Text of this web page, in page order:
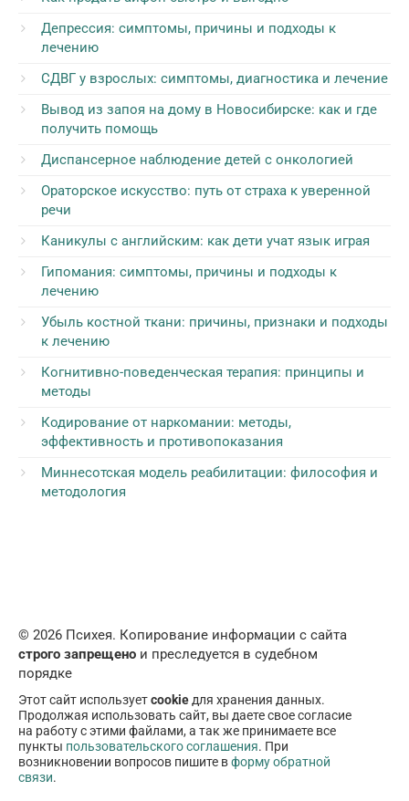
Депрессия: симптомы, причины и подходы к
лечению
СДВГ у взрослых: симптомы, диагностика и лечение
Вывод из запоя на дому в Новосибирске: как и где
получить помощь
Диспансерное наблюдение детей с онкологией
Ораторское искусство: путь от страха к уверенной
речи
Каникулы с английским: как дети учат язык играя
Гипомания: симптомы, причины и подходы к
лечению
Убыль костной ткани: причины, признаки и подходы
к лечению
Когнитивно-поведенческая терапия: принципы и
методы
Кодирование от наркомании: методы,
эффективность и противопоказания
Миннесотская модель реабилитации: философия и
методология
© 2026 Психея. Копирование информации с сайта
строго запрещено и преследуется в судебном
порядке
Этот сайт используетcookie для хранения данных.
Продолжая использовать сайт, вы даете свое согласие
на работу с этими файлами, а так же принимаете все
пункты пользовательского соглашения. При
возникновении вопросов пишите вформу обратной
связи.